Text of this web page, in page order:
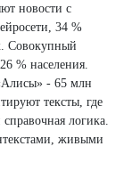
новости с
34 %
Совокупный
% населения.
- 65 млн
тексты, где
логика.
живыми